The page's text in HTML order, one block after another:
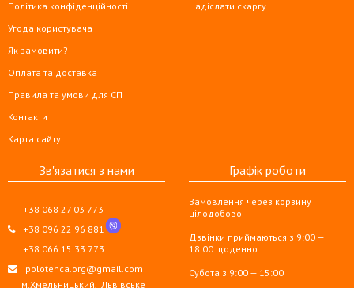
Політика конфіденційності
Угода користувача
Як замовити?
Оплата та доставка
Правила та умови для СП
Контакти
Карта сайту
Надіслати скаргу
Зв'язатися з нами
+38 068 27 03 773
+38 096 22 96 881
+38 066 15 33 773
polotenca.org@gmail.com
м.Хмельницький, Львівське
Графік роботи
Замовлення через корзину
цілодобово
Дзвінки приймаються з 9:00 —
18:00 щоденно
Субота з 9:00 — 15:00